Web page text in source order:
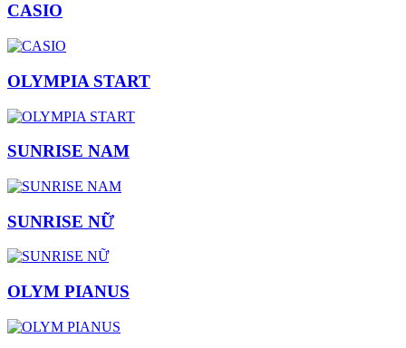
CASIO
OLYMPIA START
SUNRISE NAM
SUNRISE NỮ
OLYM PIANUS